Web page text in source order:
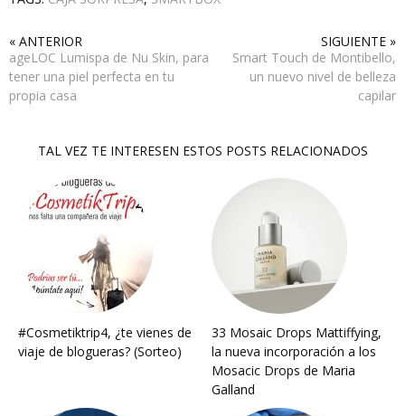
« ANTERIOR
ageLOC Lumispa de Nu Skin, para
tener una piel perfecta en tu
propia casa
SIGUIENTE »
Smart Touch de Montibello,
un nuevo nivel de belleza
capilar
TAL VEZ TE INTERESEN ESTOS POSTS RELACIONADOS
#Cosmetiktrip4, ¿te vienes de
viaje de blogueras? (Sorteo)
33 Mosaic Drops Mattiffying,
la nueva incorporación a los
Mosacic Drops de Maria
Galland